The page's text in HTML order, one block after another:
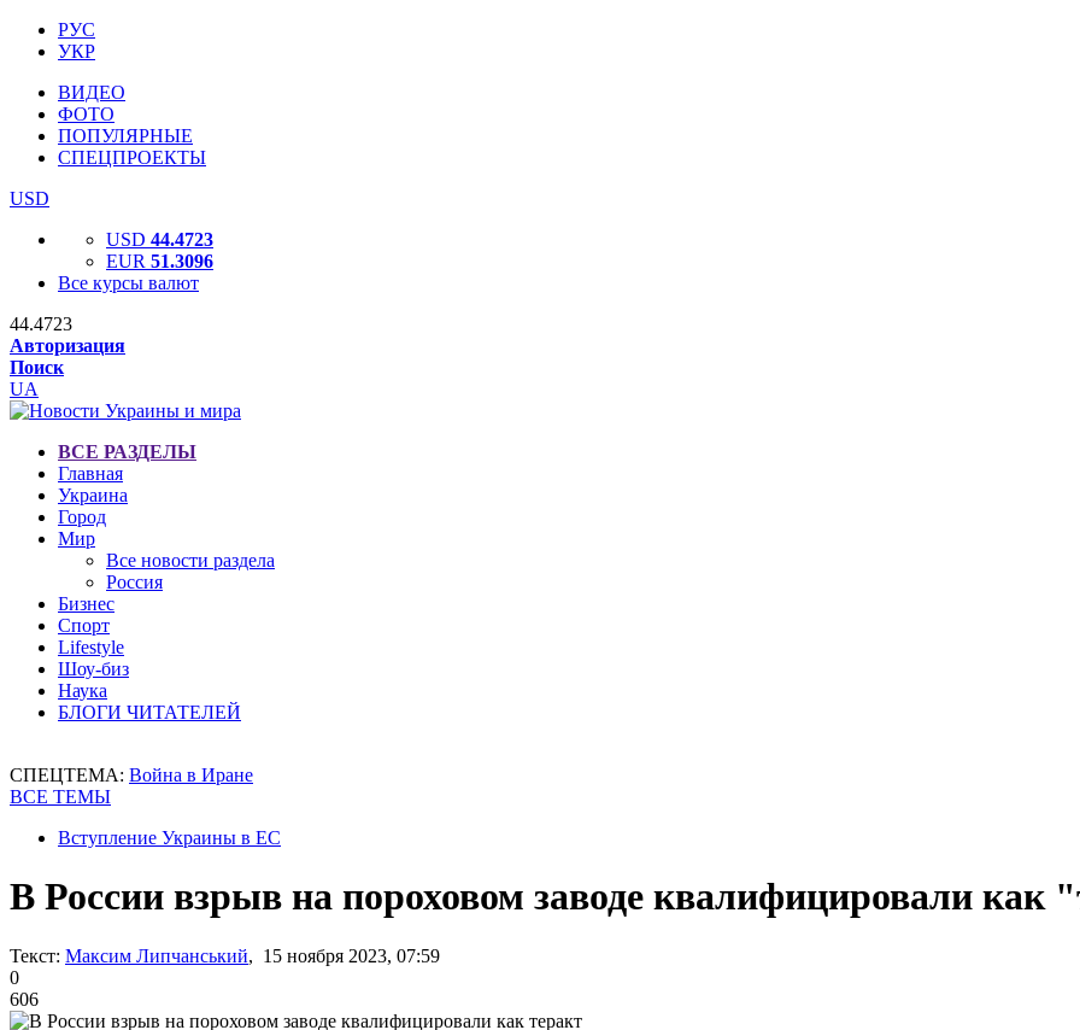
РУС
УКР
ВИДЕО
ФОТО
ПОПУЛЯРНЫЕ
СПЕЦПРОЕКТЫ
USD
USD 44.4723
EUR 51.3096
Все курсы валют
44.4723
Авторизация
Поиск
UA
ВСЕ РАЗДЕЛЫ
Главная
Украина
Город
Мир
Все новости раздела
Россия
Бизнес
Спорт
Lifestyle
Шоу-биз
Наука
БЛОГИ ЧИТАТЕЛЕЙ
СПЕЦТЕМА: Война в Иране
ВСЕ ТЕМЫ
Вступление Украины в ЕС
В России взрыв на пороховом заводе квалифицировали как
Текст: Максим Липчанський, 15 ноября 2023, 07:59
0
606